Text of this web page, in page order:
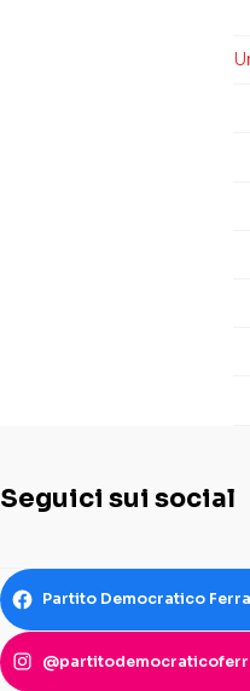
Seguici sui social
Partito Democratico